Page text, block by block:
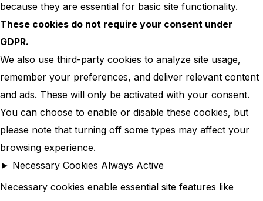
because they are essential for basic site functionality.
These cookies do not require your consent under
GDPR.
We also use third-party cookies to analyze site usage,
remember your preferences, and deliver relevant content
and ads. These will only be activated with your consent.
You can choose to enable or disable these cookies, but
please note that turning off some types may affect your
browsing experience.
► Necessary Cookies Always Active
Necessary cookies enable essential site features like